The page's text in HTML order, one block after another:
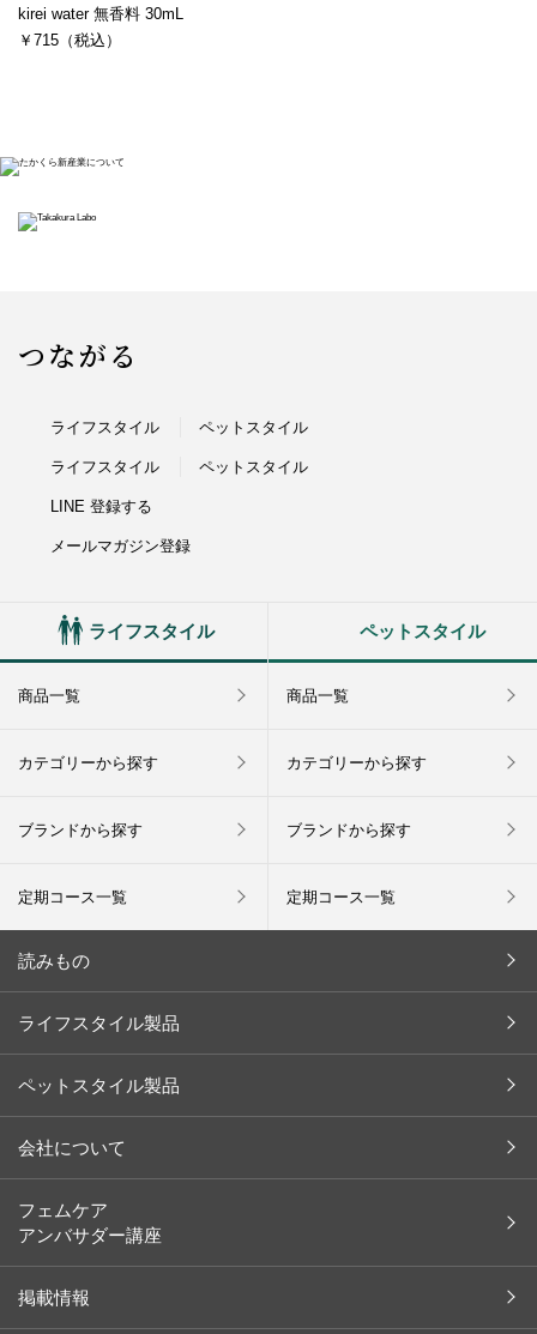
kirei water 無香料 30mL
￥715（税込）
つながる
ライフスタイル ペットスタイル
ライフスタイル ペットスタイル
LINE 登録する
メールマガジン登録
ライフスタイル
商品一覧
カテゴリーから探す
ブランドから探す
定期コース一覧
ペットスタイル
商品一覧
カテゴリーから探す
ブランドから探す
定期コース一覧
読みもの
キャンペーン
インタビュー
余[yo]
ペット
コラム
ライフスタイル製品
ペットスタイル製品
会社について
社長メッセージ
フェムケア
アンバサダー講座
掲載情報